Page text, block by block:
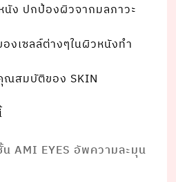
นัง ปกป้องผิวจากมลภาวะ
งเซลล์ต่างๆในผิวหนังทํา
ณสมบัติของ SKIN
AMI EYES อัพความละมุน